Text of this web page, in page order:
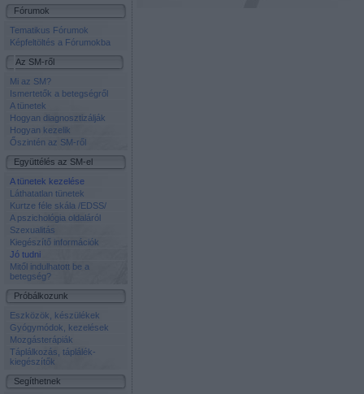
Fórumok
Tematikus Fórumok
Képfeltöltés a Fórumokba
Az SM-ről
Mi az SM?
Ismertetők a betegségről
A tünetek
Hogyan diagnosztizálják
Hogyan kezelik
Őszintén az SM-ről
Együttélés az SM-el
A tünetek kezelése
Láthatatlan tünetek
Kurtze féle skála /EDSS/
A pszichológia oldaláról
Szexualitás
Kiegészítő információk
Jó tudni
Mitől indulhatott be a
betegség?
Próbálkozunk
Eszközök, készülékek
Gyógymódok, kezelések
Mozgásterápiák
Táplálkozás, táplálék-
kiegészítők
Segíthetnek